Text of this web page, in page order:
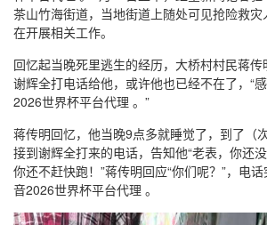
茶山竹海街道，当地街道上随处可见抢险救
在开展相关工作。
回忆起当晚死里逃生的经历，大桥村村民蒋
谢辉全打电话给他，或许他也已经不在了，“
2026世界杯平台代理 。”
蒋传明回忆，他当晚9点多就睡觉了，到了（
接到谢辉全打来的电话，告知他“老表，你还
你还不赶快跑！”蒋传明回应“你们呢？”，电
音2026世界杯平台代理 。